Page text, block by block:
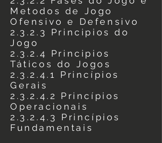
Metodos de Jogo
Ofensivo e Defensivo
2.3.2.3 Principios do
Jogo
2.3.2.4 Principios
Táticos do Jogos
2.3.2.4.1 Princípios
Gerais
2.3.2.4.2 Princípios
Operacionais
2.3.2.4.3 Princípios
Fundamentais